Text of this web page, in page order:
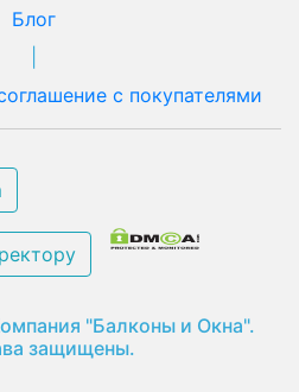
Блог
с покупателями
"Балконы и Окна".
защищены.